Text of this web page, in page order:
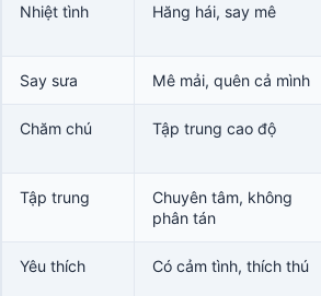
Nhiệt tình Hăng hái, say mê
Say sưa Mê mải, quên cả mình
Chăm chú Tập trung cao độ
Tập trung
Chuyên tâm, không
phân tán
Yêu thích Có cảm tình, thích thú